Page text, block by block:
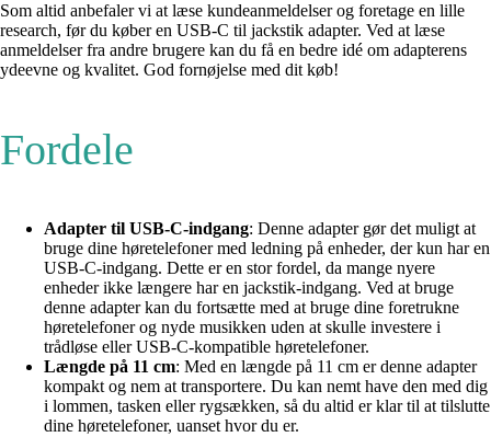
Som altid anbefaler vi at læse kundeanmeldelser og foretage en lille
research, før du køber en USB-C til jackstik adapter. Ved at læse
anmeldelser fra andre brugere kan du få en bedre idé om adapterens
ydeevne og kvalitet. God fornøjelse med dit køb!
Fordele
Adapter til USB-C-indgang: Denne adapter gør det muligt at
bruge dine høretelefoner med ledning på enheder, der kun har en
USB-C-indgang. Dette er en stor fordel, da mange nyere
enheder ikke længere har en jackstik-indgang. Ved at bruge
denne adapter kan du fortsætte med at bruge dine foretrukne
høretelefoner og nyde musikken uden at skulle investere i
trådløse eller USB-C-kompatible høretelefoner.
Længde på 11 cm: Med en længde på 11 cm er denne adapter
kompakt og nem at transportere. Du kan nemt have den med dig
i lommen, tasken eller rygsækken, så du altid er klar til at tilslutte
dine høretelefoner, uanset hvor du er.